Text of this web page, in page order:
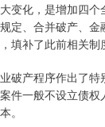
变化，是增加四
定、合并破产、金
填补了此前相关制
破产程序作出了
件一般不设立债
。